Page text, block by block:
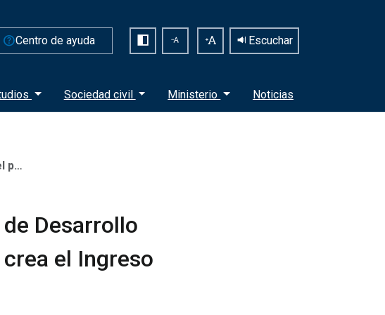
help_outlineCentro de ayuda Escuchar
Sociedad civil Ministerio Noticias
Desarrollo
el Ingreso